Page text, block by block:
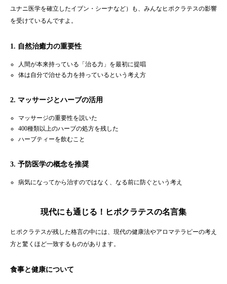
ユナニ医学を確立したイブン・シーナなど）も、みんなヒポクラテスの影響
を受けているんですよ。
1. 自然治癒力の重要性
人間が本来持っている「治る力」を最初に提唱
体は自分で治せる力を持っているという考え方
2. マッサージとハーブの活用
マッサージの重要性を説いた
400種類以上のハーブの処方を残した
ハーブティーを飲むこと
3. 予防医学の概念を推奨
病気になってから治すのではなく、なる前に防ぐという考え
現代にも通じる！ヒポクラテスの名言集
ヒポクラテスが残した格言の中には、現代の健康法やアロマテラピーの考え
方と驚くほど一致するものがあります。
食事と健康について